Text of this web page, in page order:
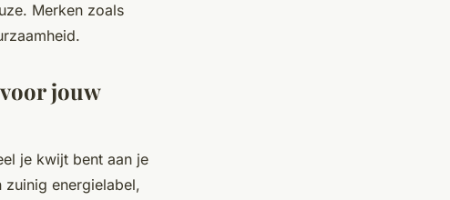
Merken zoals
jouw
je kwijt bent aan je
zuinig energielabel,